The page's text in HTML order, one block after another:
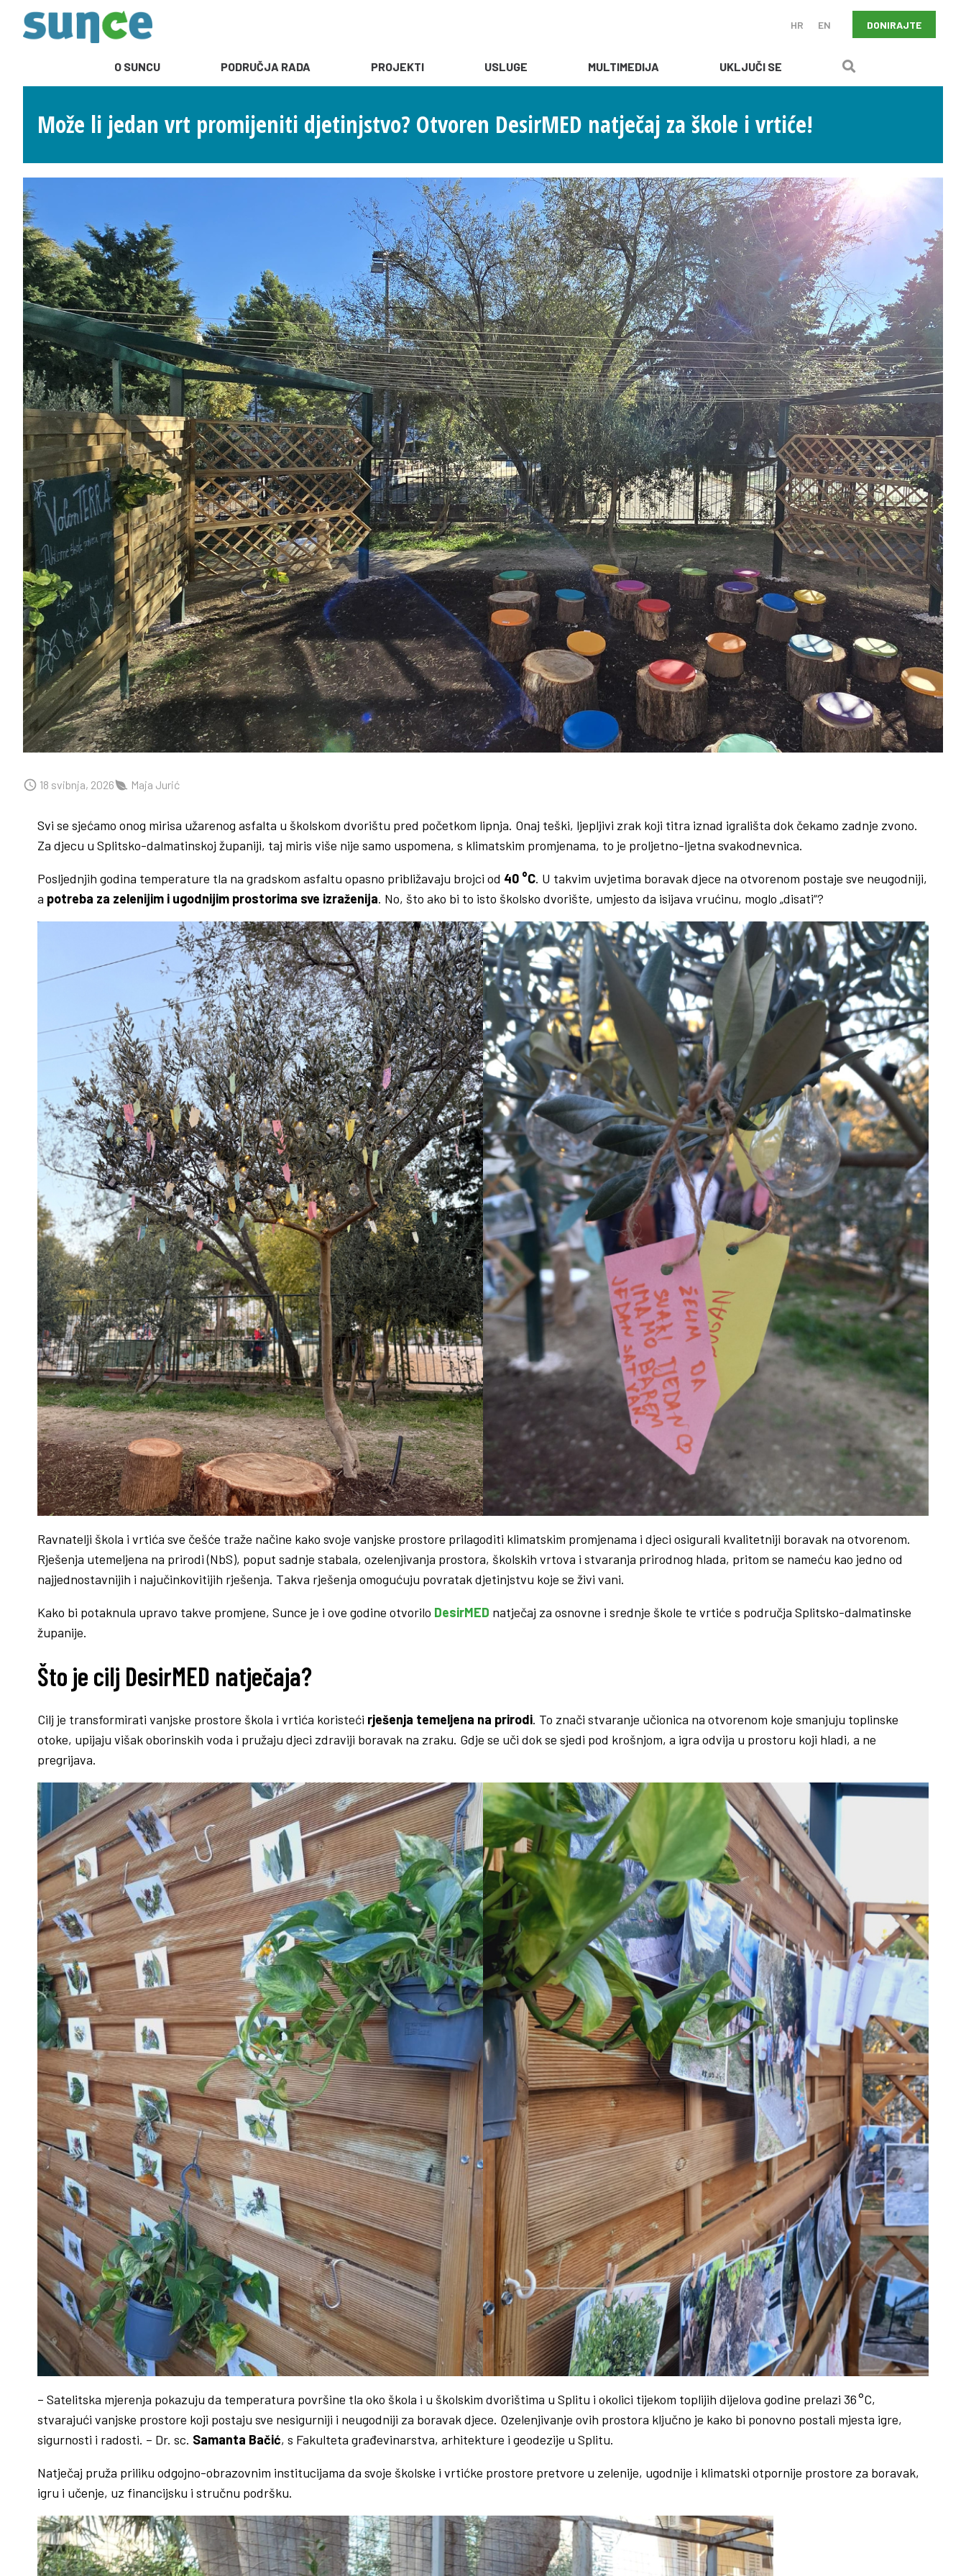
HR EN DONIRAJTE
O SUNCU PODRUČJA RADA PROJEKTI USLUGE MULTIMEDIJA UKLJUČI SE
Može li jedan vrt promijeniti djetinjstvo? Otvoren DesirMED natječaj za škole i vrtiće!
18 svibnja, 2026 Maja Jurić
Svi se sjećamo onog mirisa užarenog asfalta u školskom dvorištu pred početkom lipnja. Onaj teški, ljepljivi zrak koji titra iznad igrališta dok čekamo zadnje zvono.
Za djecu u Splitsko-dalmatinskoj županiji, taj miris više nije samo uspomena, s klimatskim promjenama, to je proljetno-ljetna svakodnevnica.
Posljednjih godina temperature tla na gradskom asfaltu opasno približavaju brojci od 40 °C. U takvim uvjetima boravak djece na otvorenom postaje sve neugodniji,
a potreba za zelenijim i ugodnijim prostorima sve izraženija. No, što ako bi to isto školsko dvorište, umjesto da isijava vrućinu, moglo „disati“?
Ravnatelji škola i vrtića sve češće traže načine kako svoje vanjske prostore prilagoditi klimatskim promjenama i djeci osigurali kvalitetniji boravak na otvorenom.
Rješenja utemeljena na prirodi (NbS), poput sadnje stabala, ozelenjivanja prostora, školskih vrtova i stvaranja prirodnog hlada, pritom se nameću kao jedno od
najjednostavnijih i najučinkovitijih rješenja. Takva rješenja omogućuju povratak djetinjstvu koje se živi vani.
Kako bi potaknula upravo takve promjene, Sunce je i ove godine otvorilo DesirMED natječaj za osnovne i srednje škole te vrtiće s područja Splitsko-dalmatinske
županije.
Što je cilj DesirMED natječaja?
Cilj je transformirati vanjske prostore škola i vrtića koristeći rješenja temeljena na prirodi. To znači stvaranje učionica na otvorenom koje smanjuju toplinske
otoke, upijaju višak oborinskih voda i pružaju djeci zdraviji boravak na zraku. Gdje se uči dok se sjedi pod krošnjom, a igra odvija u prostoru koji hladi, a ne
pregrijava.
– Satelitska mjerenja pokazuju da temperatura površine tla oko škola i u školskim dvorištima u Splitu i okolici tijekom toplijih dijelova godine prelazi 36 °C,
stvarajući vanjske prostore koji postaju sve nesigurniji i neugodniji za boravak djece. Ozelenjivanje ovih prostora ključno je kako bi ponovno postali mjesta igre,
sigurnosti i radosti. – Dr. sc. Samanta Bačić, s Fakulteta građevinarstva, arhitekture i geodezije u Splitu.
Natječaj pruža priliku odgojno-obrazovnim institucijama da svoje školske i vrtićke prostore pretvore u zelenije, ugodnije i klimatski otpornije prostore za boravak,
igru i učenje, uz financijsku i stručnu podršku.